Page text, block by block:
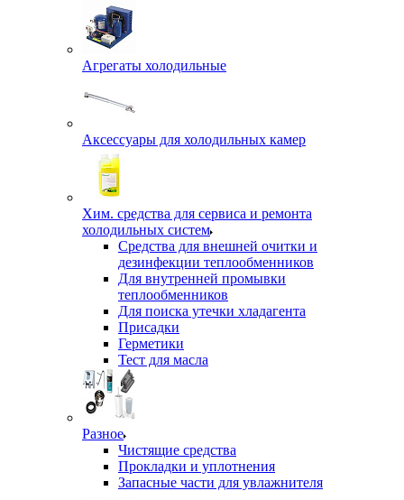
Агрегаты холодильные
Аксессуары для холодильных камер
Хим. средства для сервиса и ремонта
холодильных систем
Средства для внешней очитки и
дезинфекции теплообменников
Для внутренней промывки
теплообменников
Для поиска утечки хладагента
Присадки
Герметики
Тест для масла
Разное
Чистящие средства
Прокладки и уплотнения
Запасные части для увлажнителя